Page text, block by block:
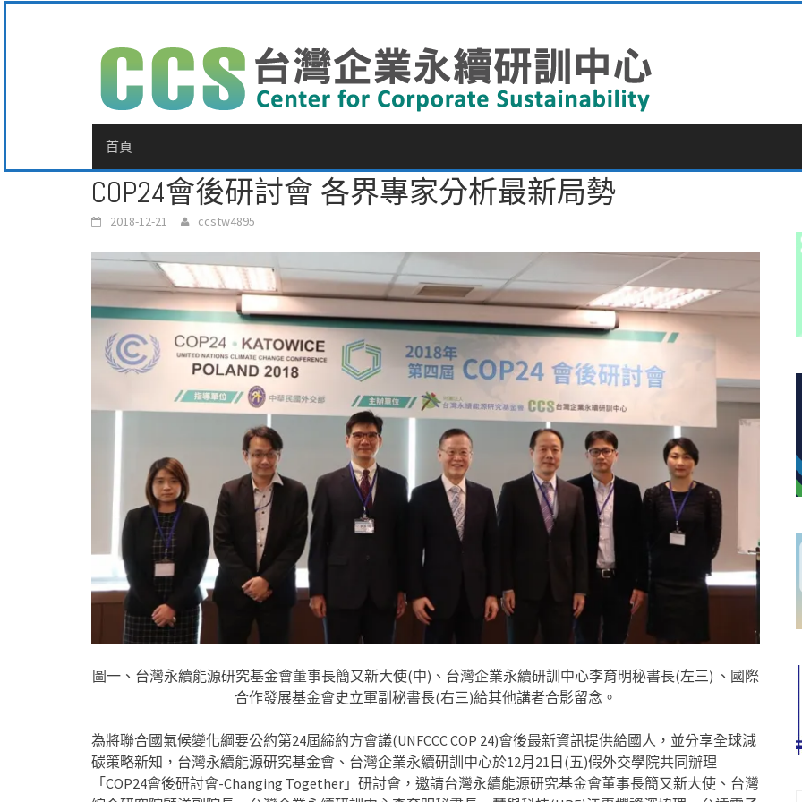
首頁
COP24會後研討會 各界專家分析最新局勢
2018-12-21 ccstw4895
圖一、台灣永續能源研究基金會董事長簡又新大使(中)、台灣企業永續研訓中心李育明秘書長(左三) 、國際
合作發展基金會史立軍副秘書長(右三)給其他講者合影留念。
為將聯合國氣候變化綱要公約第24屆締約方會議(UNFCCC COP 24)會後最新資訊提供給國人，並分享全球減
碳策略新知，台灣永續能源研究基金會、台灣企業永續研訓中心於12月21日(五)假外交學院共同辦理
「COP24會後研討會-Changing Together」研討會，邀請台灣永續能源研究基金會董事長簡又新大使、台灣